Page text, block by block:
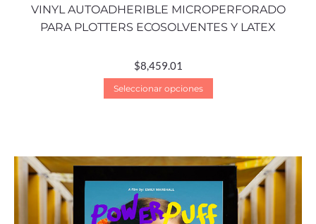
VINYL AUTOADHERIBLE MICROPERFORADO
PARA PLOTTERS ECOSOLVENTES Y LATEX
$8,459.01
Seleccionar opciones